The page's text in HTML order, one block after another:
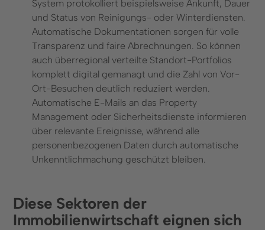
System protokolliert beispielsweise Ankunft, Dauer
und Status von Reinigungs- oder Winterdiensten.
Automatische Dokumentationen sorgen für volle
Transparenz und faire Abrechnungen. So können
auch überregional verteilte Standort-Portfolios
komplett digital gemanagt und die Zahl von Vor-
Ort-Besuchen deutlich reduziert werden.
Automatische E-Mails an das Property
Management oder Sicherheitsdienste informieren
über relevante Ereignisse, während alle
personenbezogenen Daten durch automatische
Unkenntlichmachung geschützt bleiben.
Diese Sektoren der
Immobilienwirtschaft eignen sich